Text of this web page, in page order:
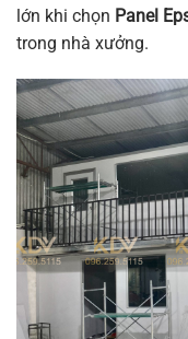
lớn khi chọn Panel
trong nhà xưởng.